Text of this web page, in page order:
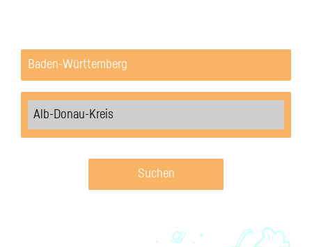
Suchen